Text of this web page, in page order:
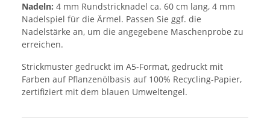
Nadeln: 4 mm Rundstricknadel ca. 60 cm lang, 4 mm
Nadelspiel für die Ärmel. Passen Sie ggf. die
Nadelstärke an, um die angegebene Maschenprobe zu
erreichen.
Strickmuster gedruckt im A5-Format, gedruckt mit
Farben auf Pflanzenölbasis auf 100% Recycling-Papier,
zertifiziert mit dem blauen Umweltengel.